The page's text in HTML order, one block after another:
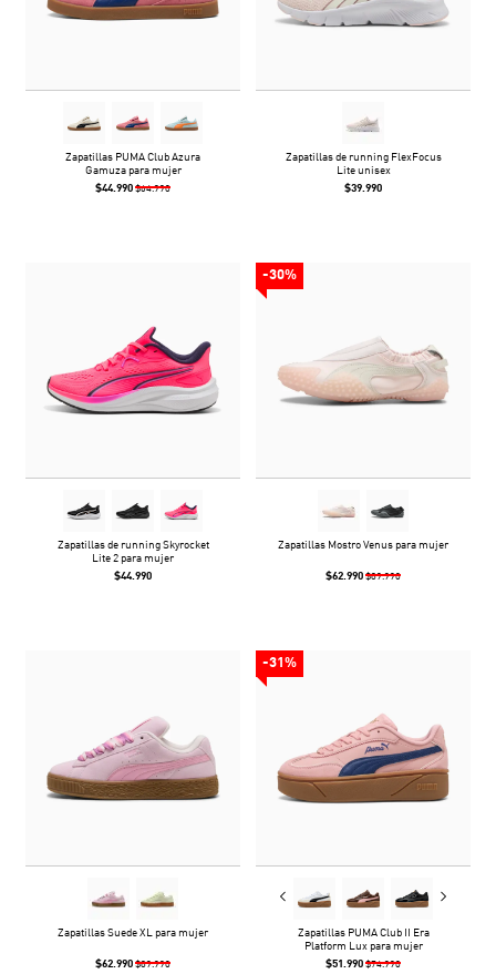
Zapatillas PUMA Club Azura
Gamuza para mujer
$44.990 $64.990
Zapatillas de running FlexFocus
Lite unisex
$39.990
Zapatillas de running Skyrocket
Lite 2 para mujer
$44.990
-30%
Zapatillas Mostro Venus para mujer
$62.990 $89.990
Zapatillas Suede XL para mujer
$62.990 $89.990
-31%
Zapatillas PUMA Club II Era
Platform Lux para mujer
$51.990 $74.990